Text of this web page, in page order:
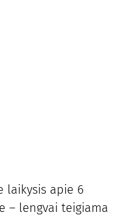
apie 6
– lengvai teigiama